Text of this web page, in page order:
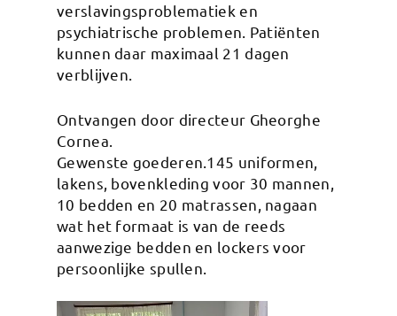
verslavingsproblematiek en
psychiatrische problemen. Patiënten
kunnen daar maximaal 21 dagen
verblijven.
Ontvangen door directeur Gheorghe
Cornea.
Gewenste goederen.145 uniformen,
lakens, bovenkleding voor 30 mannen,
10 bedden en 20 matrassen, nagaan
wat het formaat is van de reeds
aanwezige bedden en lockers voor
persoonlijke spullen.